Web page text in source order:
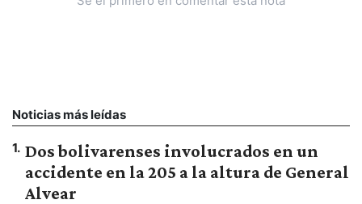
Noticias más leídas
1. Dos bolivarenses involucrados en un
accidente en la 205 a la altura de General
Alvear